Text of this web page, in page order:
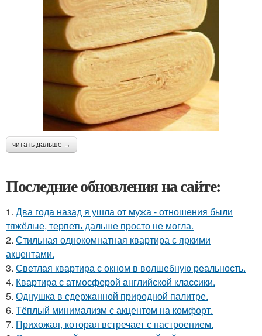
читать дальше →
Последние обновления на сайте:
1. Два года назад я ушла от мужа - отношения были
тяжёлые, терпеть дальше просто не могла.
2. Стильная однокомнатная квартира с яркими
акцентами.
3. Светлая квартира с окном в волшебную реальность.
4. Квартира с атмосферой английской классики.
5. Однушка в сдержанной природной палитре.
6. Тёплый минимализм с акцентом на комфорт.
7. Прихожая, которая встречает с настроением.